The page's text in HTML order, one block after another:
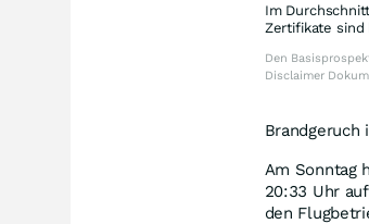
Im
Zertifikate
Den
Disclaimer
Brandgeruch
Am Sonntag
20:33 Uhr
den